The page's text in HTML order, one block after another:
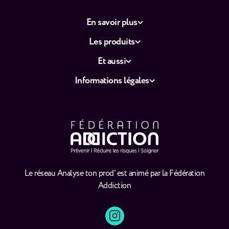
Le réseau Analyse ton prod' est animé par la Fédération
Addiction
En savoir plus
Les produits
Et aussi
Informations légales